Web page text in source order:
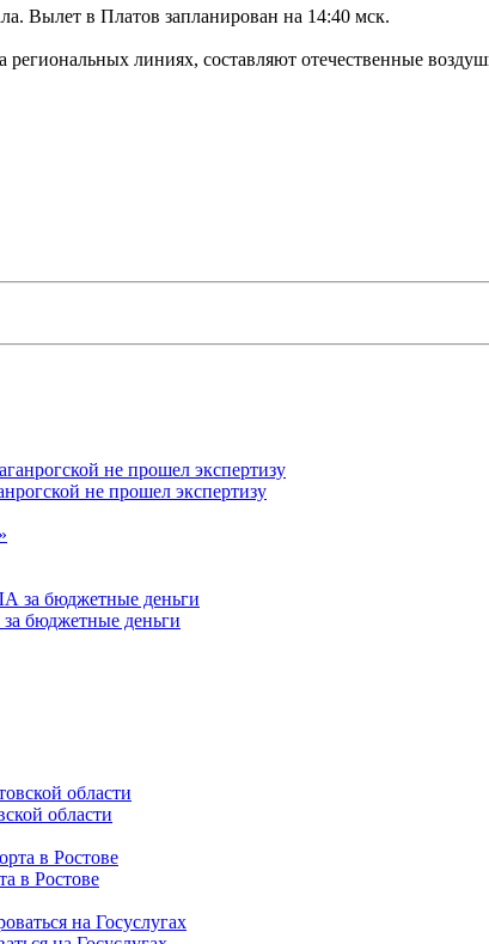
Вылет в Платов запланирован на 14:40 мск.
линиях, составляют отечественные
не прошел экспертизу
бюджетные деньги
области
в Ростове